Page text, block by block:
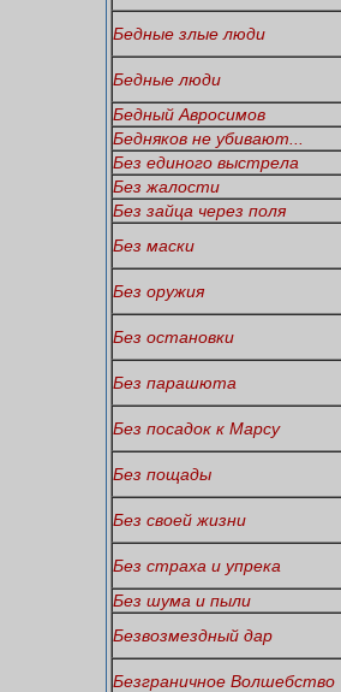
Бедные злые люди
Бедные люди
Бедный Авросимов
Бедняков не убивают...
Без единого выстрела
Без жалости
Без зайца через поля
Без маски
Без оружия
Без остановки
Без парашюта
Без посадок к Марсу
Без пощады
Без своей жизни
Без страха и упрека
Без шума и пыли
Безвозмездный дар
Безграничное Волшебство